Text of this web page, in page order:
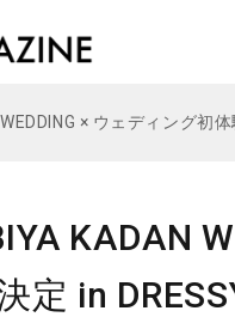
× ウェディング初
KADAN
定 in